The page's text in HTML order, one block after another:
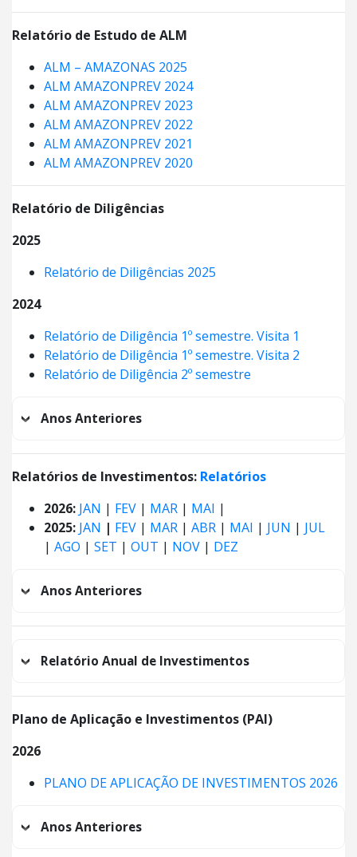
Relatório de Estudo de ALM
ALM – AMAZONAS 2025
ALM AMAZONPREV 2024
ALM AMAZONPREV 2023
ALM AMAZONPREV 2022
ALM AMAZONPREV 2021
ALM AMAZONPREV 2020
Relatório de Diligências
2025
Relatório de Diligências 2025
2024
Relatório de Diligência 1º semestre. Visita 1
Relatório de Diligência 1º semestre. Visita 2
Relatório de Diligência 2º semestre
Anos Anteriores
Relatórios de Investimentos: Relatórios
2026: JAN | FEV | MAR | MAI |
2025: JAN | FEV | MAR | ABR | MAI | JUN | JUL
| AGO | SET | OUT | NOV | DEZ
Anos Anteriores
Relatório Anual de Investimentos
Plano de Aplicação e Investimentos (PAI)
2026
PLANO DE APLICAÇÃO DE INVESTIMENTOS 2026
Anos Anteriores